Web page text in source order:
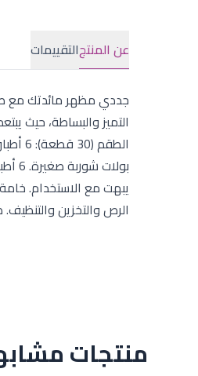
عن المنتجالتقييمات
التميز والبساطة، حيث
يبهت مع الاستخدام.
الرص والتخزين
منتجات